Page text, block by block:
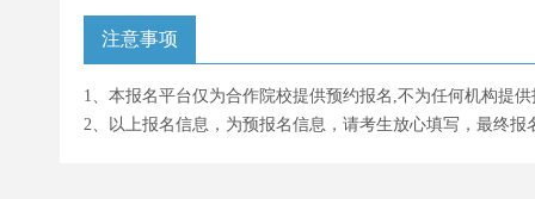
注意事项
1、本报名平台仅为合作院校提供预约报名,不为任何机构提
2、以上报名信息，为预报名信息，请考生放心填写，最终